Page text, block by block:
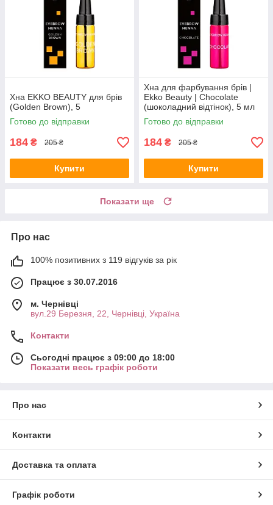
Хна EKKO BEAUTY для брів
(Golden Brown), 5
Готово до відправки
184 ₴ 205 ₴
Купити
Хна для фарбування брів |
Ekko Beauty | Chocolate
(шоколадний відтінок), 5 мл
Готово до відправки
184 ₴ 205 ₴
Купити
Показати ще
Про нас
100% позитивних з 119 відгуків за рік
Працює з 30.07.2016
м. Чернівці
вул.29 Березня, 22, Чернівці, Україна
Контакти
Сьогодні працює з 09:00 до 18:00
Показати весь графік роботи
Про нас
Контакти
Доставка та оплата
Графік роботи